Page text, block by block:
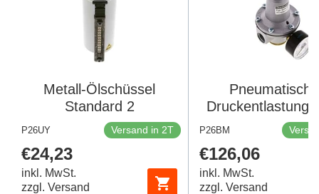
Metall-Ölschüssel
Standard 2
P26UY Versand in 2T
Regulärer
Preis
€24,23
inkl. MwSt.
zzgl. Versand
G1/2 Luft 0.5-
145psi)
P26BM
Regulärer
Preis
€126,06
inkl. MwSt.
zzgl. Versand